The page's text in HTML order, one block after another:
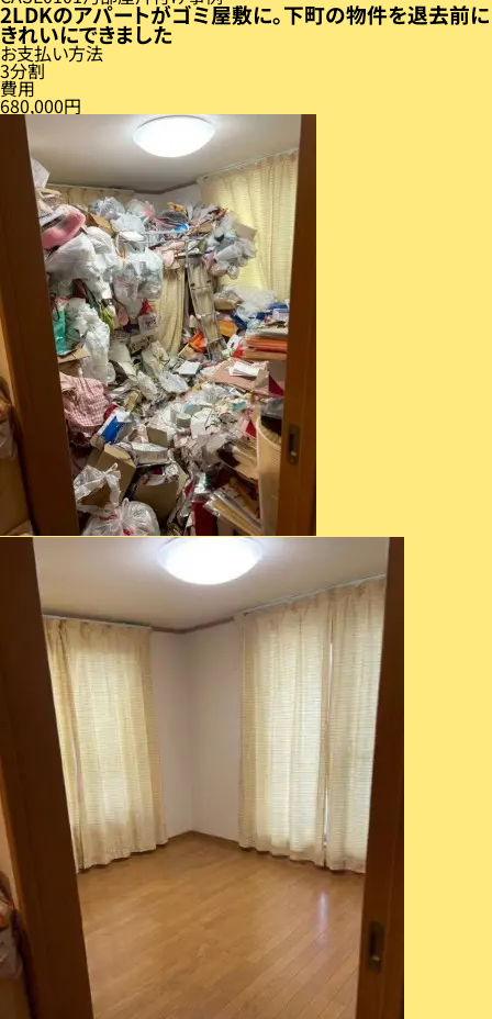
2LDKのアパートがゴミ屋敷に。下町の物件を退去前に
きれいにできました
お支払い方法
3分割
費用
680,000円